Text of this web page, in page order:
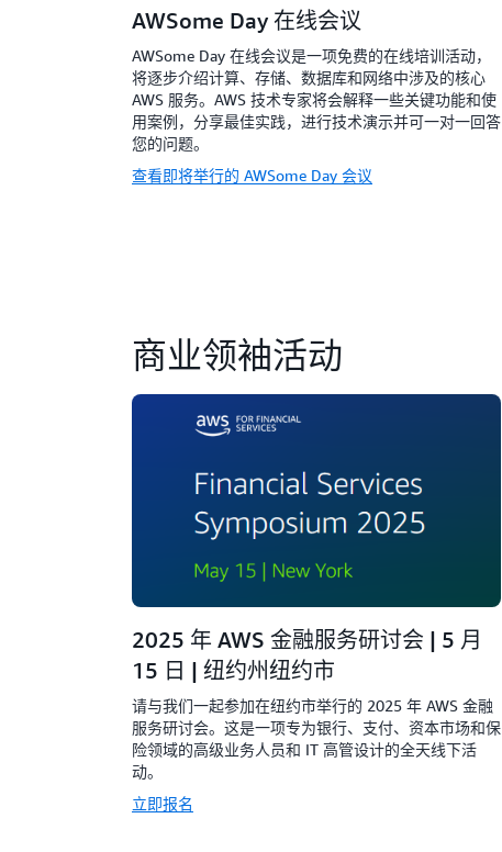
AWSome Day 在线会议
AWSome Day 在线会议是一项免费的在线培训活动，
将逐步介绍计算、存储、数据库和网络中涉及的核心
AWS 服务。AWS 技术专家将会解释一些关键功能和使
用案例，分享最佳实践，进行技术演示并可一对一回答
您的问题。
查看即将举行的 AWSome Day 会议
商业领袖活动
2025 年 AWS 金融服务研讨会 | 5 月
15 日 | 纽约州纽约市
请与我们一起参加在纽约市举行的 2025 年 AWS 金融
服务研讨会。这是一项专为银行、支付、资本市场和保
险领域的高级业务人员和 IT 高管设计的全天线下活
动。
立即报名